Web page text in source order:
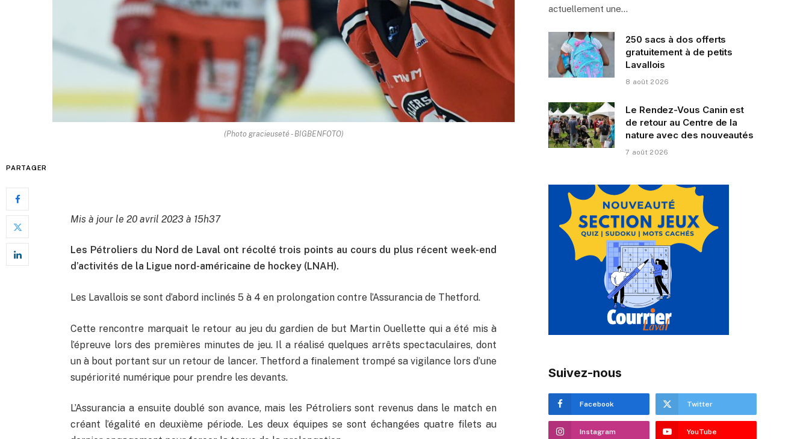
(Photo gracieuseté - BIGBENFOTO)
PARTAGER
Mis à jour le 20 avril 2023 à 15h37
Les Pétroliers du Nord de Laval ont récolté trois points au cours du plus récent week-end
d’activités de la Ligue nord-américaine de hockey (LNAH).
Les Lavallois se sont d’abord inclinés 5 à 4 en prolongation contre l’Assurancia de Thetford.
Cette rencontre marquait le retour au jeu du gardien de but Martin Ouellette qui a été mis à
l’épreuve lors des premières minutes de jeu. Il a réalisé quelques arrêts spectaculaires, dont
un à bout portant sur un retour de lancer. Thetford a finalement trompé sa vigilance lors d’une
supériorité numérique pour prendre les devants.
L’Assurancia a ensuite doublé son avance, mais les Pétroliers sont revenus dans le match en
créant l’égalité en deuxième période. Les deux équipes se sont échangées quatre filets au
actuellement une…
250 sacs à dos offerts
gratuitement à de petits
Lavallois
8 août 2026
Le Rendez-Vous Canin est
de retour au Centre de la
nature avec des nouveautés
7 août 2026
Suivez-nous
Facebook Twitter
Instagram YouTube